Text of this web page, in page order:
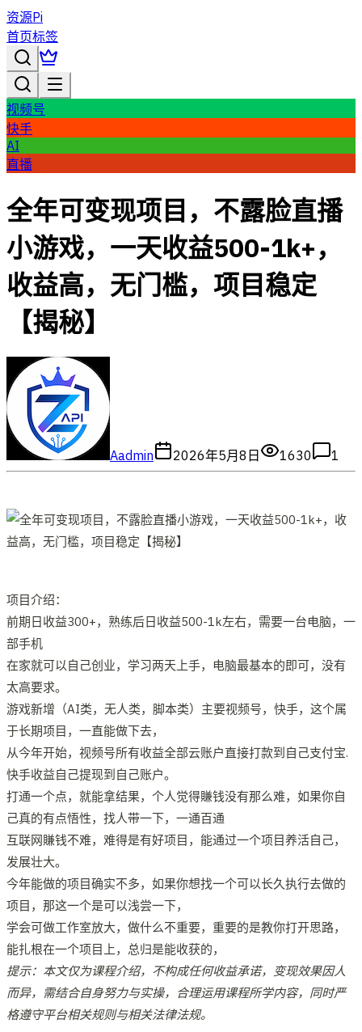
资源Pi
首页标签
视频号
快手
AI
直播
全年可变现项目，不露脸直播
小游戏，一天收益500-1k+，
收益高，无门槛，项目稳定
【揭秘】
Aadmin 2026年5月8日 1630 1
项目介绍：
前期日收益300+，熟练后日收益500-1k左右，需要一台电脑，一
部手机
在家就可以自己创业，学习两天上手，电脑最基本的即可，没有
太高要求。
游戏新增（AI类，无人类，脚本类）主要视频号，快手，这个属
于长期项目，一直能做下去，
从今年开始，视频号所有收益全部云账户直接打款到自己支付宝.
快手收益自己提现到自己账户。
打通一个点，就能拿结果，个人觉得賺钱没有那么难，如果你自
己真的有点悟性，找人带一下，一通百通
互联网賺钱不难，难得是有好项目，能通过一个项目养活自己，
发展壮大。
今年能做的项目确实不多，如果你想找一个可以长久执行去做的
项目，那这一个是可以浅尝一下，
学会可做工作室放大，做什么不重要，重要的是教你打开思路，
能扎根在一个项目上，总归是能收获的，
提示：本文仅为课程介绍，不构成任何收益承诺，变现效果因人
而异，需结合自身努力与实操，合理运用课程所学内容，同时严
格遵守平台相关规则与相关法律法规。